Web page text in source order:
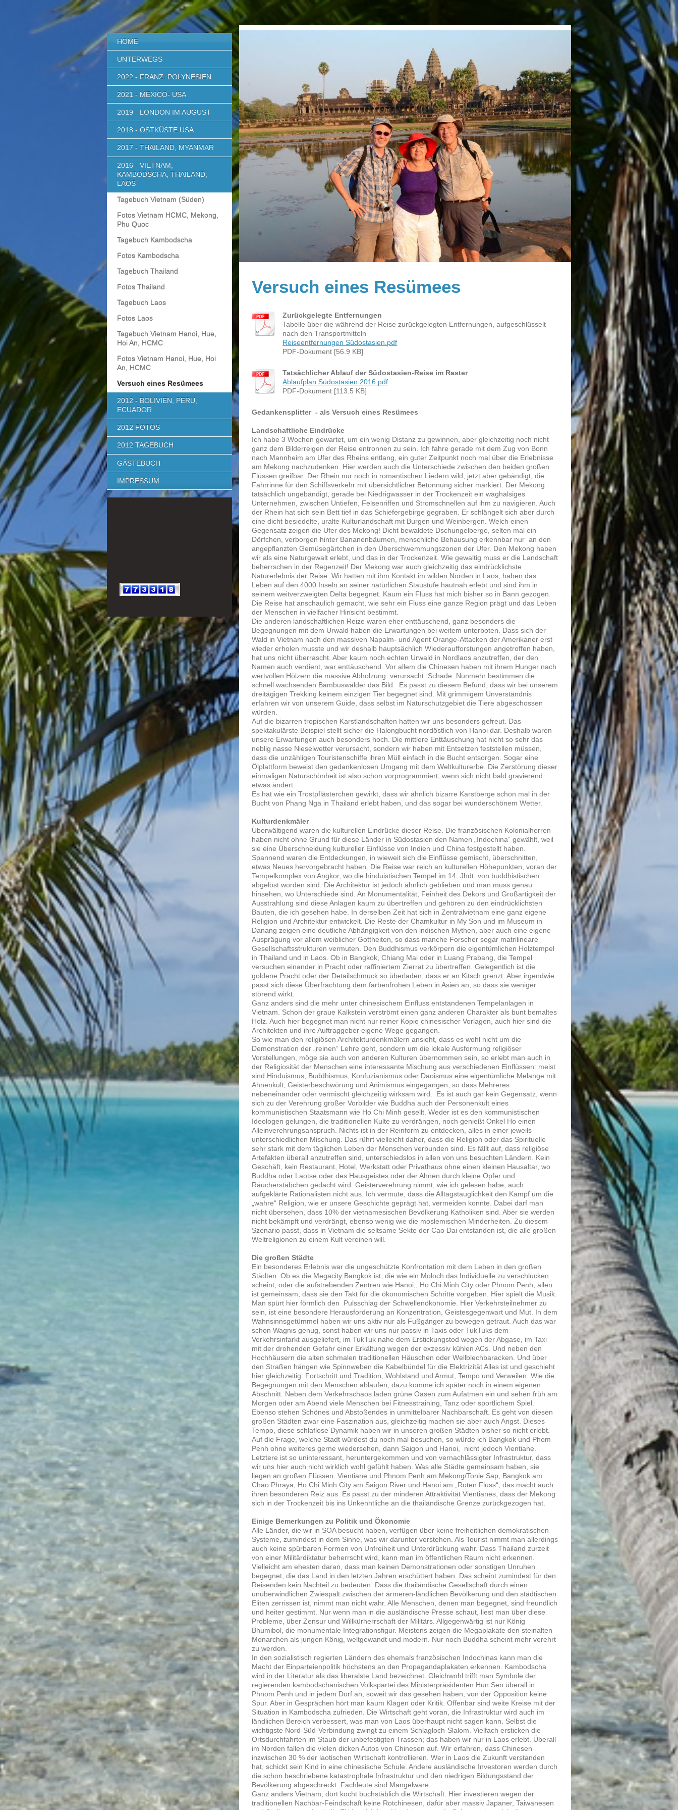
Versuch eines Resümees
Zurückgelegte Entfernungen
Tabelle über die während der Reise zurückgelegten Entfernungen, aufgeschlüsselt
nach den Transportmitteln
Reiseentfernungen Südostasien.pdf
PDF-Dokument [56.9 KB]
Tatsächlicher Ablauf der Südostasien-Reise im Raster
Ablaufplan Südostasien 2016.pdf
PDF-Dokument [113.5 KB]
Gedankensplitter - als Versuch eines Resümees
Landschaftliche Eindrücke
Ich habe 3 Wochen gewartet, um ein wenig Distanz zu gewinnen, aber gleichzeitig noch nicht
ganz dem Bilderreigen der Reise entronnen zu sein. Ich fahre gerade mit dem Zug von Bonn
nach Mannheim am Ufer des Rheins entlang, ein guter Zeitpunkt noch mal über die Erlebnisse
am Mekong nachzudenken. Hier werden auch die Unterschiede zwischen den beiden großen
Flüssen greifbar. Der Rhein nur noch in romantischen Liedern wild, jetzt aber gebändigt, die
Fahrrinne für den Schiffsverkehr mit übersichtlicher Betonnung sicher markiert. Der Mekong
tatsächlich ungebändigt, gerade bei Niedrigwasser in der Trockenzeit ein waghalsiges
Unternehmen, zwischen Untiefen, Felsenriffen und Stromschnellen auf ihm zu navigieren. Auch
der Rhein hat sich sein Bett tief in das Schiefergebirge gegraben. Er schlängelt sich aber durch
eine dicht besiedelte, uralte Kulturlandschaft mit Burgen und Weinbergen. Welch einen
Gegensatz zeigen die Ufer des Mekong! Dicht bewaldete Dschungelberge, selten mal ein
Dörfchen, verborgen hinter Bananenbäumen, menschliche Behausung erkennbar nur an den
angepflanzten Gemüsegärtchen in den Überschwemmungszonen der Ufer. Den Mekong haben
wir als eine Naturgewalt erlebt, und das in der Trockenzeit. Wie gewaltig muss er die Landschaft
beherrschen in der Regenzeit! Der Mekong war auch gleichzeitig das eindrücklichste
Naturerlebnis der Reise. Wir hatten mit ihm Kontakt im wilden Norden in Laos, haben das
Leben auf den 4000 Inseln an seiner natürlichen Staustufe hautnah erlebt und sind ihm in
seinem weitverzweigten Delta begegnet. Kaum ein Fluss hat mich bisher so in Bann gezogen.
Die Reise hat anschaulich gemacht, wie sehr ein Fluss eine ganze Region prägt und das Leben
der Menschen in vielfacher Hinsicht bestimmt.
Die anderen landschaftlichen Reize waren eher enttäuschend, ganz besonders die
Begegnungen mit dem Urwald haben die Erwartungen bei weitem unterboten. Dass sich der
Wald in Vietnam nach den massiven Napalm- und Agent Orange-Attacken der Amerikaner erst
wieder erholen musste und wir deshalb hauptsächlich Wiederaufforstungen angetroffen haben,
hat uns nicht überrascht. Aber kaum noch echten Urwald in Nordlaos anzutreffen, der den
Namen auch verdient, war enttäuschend. Vor allem die Chinesen haben mit ihrem Hunger nach
wertvollen Hölzern die massive Abholzung verursacht. Schade. Nunmehr bestimmen die
schnell wachsenden Bambuswälder das Bild. Es passt zu diesem Befund, dass wir bei unserem
dreitägigen Trekking keinem einzigen Tier begegnet sind. Mit grimmigem Unverständnis
erfahren wir von unserem Guide, dass selbst im Naturschutzgebiet die Tiere abgeschossen
würden.
Auf die bizarren tropischen Karstlandschaften hatten wir uns besonders gefreut. Das
spektakulärste Beispiel stellt sicher die Halongbucht nordöstlich von Hanoi dar. Deshalb waren
unsere Erwartungen auch besonders hoch. Die mittlere Enttäuschung hat nicht so sehr das
neblig nasse Nieselwetter verursacht, sondern wir haben mit Entsetzen feststellen müssen,
dass die unzähligen Touristenschiffe ihren Müll einfach in die Bucht entsorgen. Sogar eine
Ölplattform beweist den gedankenlosen Umgang mit dem Weltkulturerbe. Die Zerstörung dieser
einmaligen Naturschönheit ist also schon vorprogrammiert, wenn sich nicht bald gravierend
etwas ändert.
Es hat wie ein Trostpflästerchen gewirkt, dass wir ähnlich bizarre Karstberge schon mal in der
Bucht von Phang Nga in Thailand erlebt haben, und das sogar bei wunderschönem Wetter.
Kulturdenkmäler
Überwältigend waren die kulturellen Eindrücke dieser Reise. Die französischen Kolonialherren
haben nicht ohne Grund für diese Länder in Südostasien den Namen „Indochina“ gewählt, weil
sie eine Überschneidung kultureller Einflüsse von Indien und China festgestellt haben.
Spannend waren die Entdeckungen, in wieweit sich die Einflüsse gemischt, überschnitten,
etwas Neues hervorgebracht haben. Die Reise war reich an kulturellen Höhepunkten, voran der
Tempelkomplex von Angkor, wo die hinduistischen Tempel im 14. Jhdt. von buddhistischen
abgelöst worden sind. Die Architektur ist jedoch ähnlich geblieben und man muss genau
hinsehen, wo Unterschiede sind. An Monumentalität, Feinheit des Dekors und Großartigkeit der
Ausstrahlung sind diese Anlagen kaum zu übertreffen und gehören zu den eindrücklichsten
Bauten, die ich gesehen habe. In derselben Zeit hat sich in Zentralvietnam eine ganz eigene
Religion und Architektur entwickelt. Die Reste der Chamkultur in My Son und im Museum in
Danang zeigen eine deutliche Abhängigkeit von den indischen Mythen, aber auch eine eigene
Ausprägung vor allem weiblicher Gottheiten, so dass manche Forscher sogar matrilineare
Gesellschaftsstrukturen vermuten. Den Buddhismus verkörpern die eigentümlichen Holztempel
in Thailand und in Laos. Ob in Bangkok, Chiang Mai oder in Luang Prabang, die Tempel
versuchen einander in Pracht oder raffiniertem Zierrat zu übertreffen. Gelegentlich ist die
goldene Pracht oder der Detailschmuck so überladen, dass er an Kitsch grenzt. Aber irgendwie
passt sich diese Überfrachtung dem farbenfrohen Leben in Asien an, so dass sie weniger
störend wirkt.
Ganz anders sind die mehr unter chinesischem Einfluss entstandenen Tempelanlagen in
Vietnam. Schon der graue Kalkstein verströmt einen ganz anderen Charakter als bunt bemaltes
Holz. Auch hier begegnet man nicht nur reiner Kopie chinesischer Vorlagen, auch hier sind die
Architekten und ihre Auftraggeber eigene Wege gegangen.
So wie man den religiösen Architekturdenkmälern ansieht, dass es wohl nicht um die
Demonstration der „reinen“ Lehre geht, sondern um die lokale Ausformung religiöser
Vorstellungen, möge sie auch von anderen Kulturen übernommen sein, so erlebt man auch in
der Religiosität der Menschen eine interessante Mischung aus verschiedenen Einflüssen: meist
sind Hinduismus, Buddhismus, Konfuzianismus oder Daoismus eine eigentümliche Melange mit
Ahnenkult, Geisterbeschwörung und Animismus eingegangen, so dass Mehreres
nebeneinander oder vermischt gleichzeitig wirksam wird. Es ist auch gar kein Gegensatz, wenn
sich zu der Verehrung großer Vorbilder wie Buddha auch der Personenkult eines
kommunistischen Staatsmann wie Ho Chi Minh gesellt. Weder ist es den kommunistischen
Ideologen gelungen, die traditionellen Kulte zu verdrängen, noch genießt Onkel Ho einen
Alleinverehrungsanspruch. Nichts ist in der Reinform zu entdecken, alles in einer jeweils
unterschiedlichen Mischung. Das rührt vielleicht daher, dass die Religion oder das Spirituelle
sehr stark mit dem täglichen Leben der Menschen verbunden sind. Es fällt auf, dass religiöse
Artefakten überall anzutreffen sind, unterschiedslos in allen von uns besuchten Ländern. Kein
Geschäft, kein Restaurant, Hotel, Werkstatt oder Privathaus ohne einen kleinen Hausaltar, wo
Buddha oder Laotse oder des Hausgeistes oder der Ahnen durch kleine Opfer und
Räucherstäbchen gedacht wird. Geisterverehrung nimmt, wie ich gelesen habe, auch
aufgeklärte Rationalisten nicht aus. Ich vermute, dass die Alltagstauglichkeit den Kampf um die
„wahre“ Religion, wie er unsere Geschichte geprägt hat, vermeiden konnte. Dabei darf man
nicht übersehen, dass 10% der vietnamesischen Bevölkerung Katholiken sind. Aber sie werden
nicht bekämpft und verdrängt, ebenso wenig wie die moslemischen Minderheiten. Zu diesem
Szenario passt, dass in Vietnam die seltsame Sekte der Cao Dai entstanden ist, die alle großen
Weltreligionen zu einem Kult vereinen will.
Die großen Städte
Ein besonderes Erlebnis war die ungeschützte Konfrontation mit dem Leben in den großen
Städten. Ob es die Megacity Bangkok ist, die wie ein Moloch das Individuelle zu verschlucken
scheint, oder die aufstrebenden Zentren wie Hanoi,, Ho Chi Minh City oder Phnom Penh, allen
ist gemeinsam, dass sie den Takt für die ökonomischen Schritte vorgeben. Hier spielt die Musik.
Man spürt hier förmlich den Pulsschlag der Schwellenökonomie. Hier Verkehrsteilnehmer zu
sein, ist eine besondere Herausforderung an Konzentration, Geistesgegenwart und Mut. In dem
Wahnsinnsgetümmel haben wir uns aktiv nur als Fußgänger zu bewegen getraut. Auch das war
schon Wagnis genug, sonst haben wir uns nur passiv in Taxis oder TukTuks dem
Verkehrsinfarkt ausgeliefert, im TukTuk nahe dem Erstickungstod wegen der Abgase, im Taxi
mit der drohenden Gefahr einer Erkältung wegen der exzessiv kühlen ACs. Und neben den
Hochhäusern die alten schmalen traditionellen Häuschen oder Wellblechbaracken. Und über
den Straßen hängen wie Spinnweben die Kabelbündel für die Elektrizität Alles ist und geschieht
hier gleichzeitig: Fortschritt und Tradition, Wohlstand und Armut, Tempo und Verweilen. Wie die
Begegnungen mit den Menschen ablaufen, dazu komme ich später noch in einem eigenen
Abschnitt. Neben dem Verkehrschaos laden grüne Oasen zum Aufatmen ein und sehen früh am
Morgen oder am Abend viele Menschen bei Fitnesstraining, Tanz oder sportlichem Spiel.
Ebenso stehen Schönes und Abstoßendes in unmittelbarer Nachbarschaft. Es geht von diesen
großen Städten zwar eine Faszination aus, gleichzeitig machen sie aber auch Angst. Dieses
Tempo, diese schlaflose Dynamik haben wir in unseren großen Städten bisher so nicht erlebt.
Auf die Frage, welche Stadt würdest du noch mal besuchen, so würde ich Bangkok und Phom
Penh ohne weiteres gerne wiedersehen, dann Saigon und Hanoi, nicht jedoch Vientiane.
Letztere ist so uninteressant, heruntergekommen und von vernachlässigter Infrastruktur, dass
wir uns hier auch nicht wirklich wohl gefühlt haben. Was alle Städte gemeinsam haben, sie
liegen an großen Flüssen. Vientiane und Phnom Penh am Mekong/Tonle Sap, Bangkok am
Chao Phraya, Ho Chi Minh City am Saigon River und Hanoi am „Roten Fluss“, das macht auch
ihren besonderen Reiz aus. Es passt zu der minderen Attraktivität Vientianes, dass der Mekong
sich in der Trockenzeit bis ins Unkenntliche an die thailändische Grenze zurückgezogen hat.
Einige Bemerkungen zu Politik und Ökonomie
Alle Länder, die wir in SOA besucht haben, verfügen über keine freiheitlichen demokratischen
Systeme, zumindest in dem Sinne, was wir darunter verstehen. Als Tourist nimmt man allerdings
auch keine spürbaren Formen von Unfreiheit und Unterdrückung wahr. Dass Thailand zurzeit
von einer Militärdiktatur beherrscht wird, kann man im öffentlichen Raum nicht erkennen.
Vielleicht am ehesten daran, dass man keinen Demonstrationen oder sonstigen Unruhen
begegnet, die das Land in den letzten Jahren erschüttert haben. Das scheint zumindest für den
Reisenden kein Nachteil zu bedeuten. Dass die thailändische Gesellschaft durch einen
unüberwindlichen Zwiespalt zwischen der ärmeren-ländlichen Bevölkerung und den städtischen
Eliten zerrissen ist, nimmt man nicht wahr. Alle Menschen, denen man begegnet, sind freundlich
und heiter gestimmt. Nur wenn man in die ausländische Presse schaut, liest man über diese
Probleme, über Zensur und Willkürherrschaft der Militärs. Allgegenwärtig ist nur König
Bhumibol, die monumentale Integrationsfigur. Meistens zeigen die Megaplakate den steinalten
Monarchen als jungen König, weltgewandt und modern. Nur noch Buddha scheint mehr verehrt
zu werden.
In den sozialistisch regierten Ländern des ehemals französischen Indochinas kann man die
Macht der Einparteienpolitik höchstens an den Propagandaplakaten erkennen. Kambodscha
wird in der Literatur als das liberalste Land bezeichnet. Gleichwohl trifft man Symbole der
regierenden kambodschanischen Volkspartei des Ministerpräsidenten Hun Sen überall in
Phnom Penh und in jedem Dorf an, soweit wir das gesehen haben, von der Opposition keine
Spur. Aber in Gesprächen hört man kaum Klagen oder Kritik. Offenbar sind weite Kreise mit der
Situation in Kambodscha zufrieden. Die Wirtschaft geht voran, die Infrastruktur wird auch im
ländlichen Bereich verbessert, was man von Laos überhaupt nicht sagen kann. Selbst die
wichtigste Nord-Süd-Verbindung zwingt zu einem Schlagloch-Slalom. Vielfach ersticken die
Ortsdurchfahrten im Staub der unbefestigten Trassen; das haben wir nur in Laos erlebt. Überall
im Norden fallen die vielen dicken Autos von Chinesen auf. Wir erfahren, dass Chinesen
inzwischen 30 % der laotischen Wirtschaft kontrollieren. Wer in Laos die Zukunft verstanden
hat, schickt sein Kind in eine chinesische Schule. Andere ausländische Investoren werden durch
die schon beschriebene katastrophale Infrastruktur und den niedrigen Bildungsstand der
Bevölkerung abgeschreckt. Fachleute sind Mangelware.
Ganz anders Vietnam, dort kocht buchstäblich die Wirtschaft. Hier investieren wegen der
traditionellen Nachbar-Feindschaft keine Rotchinesen, dafür aber massiv Japaner, Taiwanesen
HOME
UNTERWEGS
2022 - FRANZ. POLYNESIEN
2021 - MEXICO- USA
2019 - LONDON IM AUGUST
2018 - OSTKÜSTE USA
2017 - THAILAND, MYANMAR
2016 - VIETNAM,
KAMBODSCHA, THAILAND,
LAOS
Tagebuch Vietnam (Süden)
Fotos Vietnam HCMC, Mekong,
Phu Quoc
Tagebuch Kambodscha
Fotos Kambodscha
Tagebuch Thailand
Fotos Thailand
Tagebuch Laos
Fotos Laos
Tagebuch Vietnam Hanoi, Hue,
Hoi An, HCMC
Fotos Vietnam Hanoi, Hue, Hoi
An, HCMC
Versuch eines Resümees
2012 - BOLIVIEN, PERU,
ECUADOR
2012 FOTOS
2012 TAGEBUCH
GÄSTEBUCH
IMPRESSUM